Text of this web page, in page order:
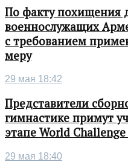
По факту похищения
военнослужащих
с требованием
меру
29 мая 18:42
Представители
гимнастике примут
этапе World Challenge
29 мая 18:40